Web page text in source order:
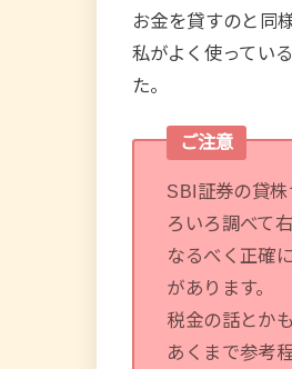
お金を貸すのと同
私がよく使ってい
た。
ご注意
SBI証券の貸
ろいろ調べて
なるべく正確
があります。
税金の話とか
あくまで参考